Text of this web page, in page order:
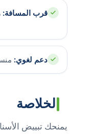
قرب المسافة:
دعم لغوي:
الخلاصة
يمنحك تبييض